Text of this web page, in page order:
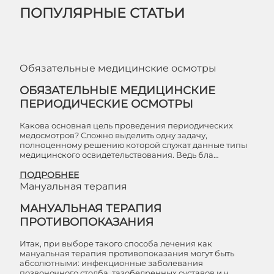
ПОПУЛЯРНЫЕ СТАТЬИ
Обязательные медицинские осмотры
ОБЯЗАТЕЛЬНЫЕ МЕДИЦИНСКИЕ
ПЕРИОДИЧЕСКИЕ ОСМОТРЫ
Какова основная цель проведения периодических
медосмотров? Сложно выделить одну задачу,
полноценному решению которой служат данные типы
медицинского освидетельствования. Ведь бла…
ПОДРОБНЕЕ
Мануальная терапия
МАНУАЛЬНАЯ ТЕРАПИЯ
ПРОТИВОПОКАЗАНИЯ
Итак, при выборе такого способа лечения как
мануальная терапия противопоказания могут быть
абсолютными: инфекционные заболевания